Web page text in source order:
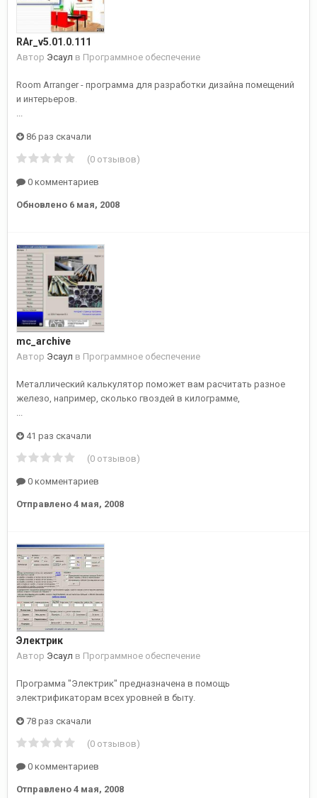
RAr_v5.01.0.111
Автор Эсаул в Программное обеспечение
Room Arranger - программа для разработки дизайна помещений
и интерьеров.
...
86 раз скачали
(0 отзывов)
0 комментариев
Обновлено 6 мая, 2008
mc_archive
Автор Эсаул в Программное обеспечение
Металлический калькулятор поможет вам расчитать разное
железо, например, сколько гвоздей в килограмме,
...
41 раз скачали
(0 отзывов)
0 комментариев
Отправлено 4 мая, 2008
Электрик
Автор Эсаул в Программное обеспечение
Программа "Электрик" предназначена в помощь
электрификаторам всех уровней в быту.
78 раз скачали
(0 отзывов)
0 комментариев
Отправлено 4 мая, 2008